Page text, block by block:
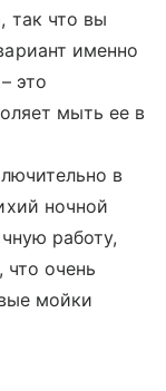
так что вы
именно
это
мыть ее в
в
ночной
работу,
что очень
мойки